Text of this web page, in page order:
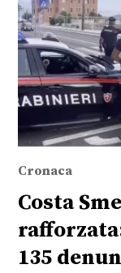
Cronaca
Costa
135